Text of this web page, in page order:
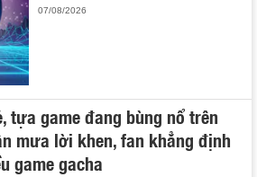
07/08/2026
tựa game đang bùng nổ trên
mưa lời khen, fan khẳng định
game gacha